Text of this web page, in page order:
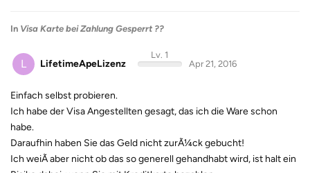
In Visa Karte bei Zahlung Gesperrt ??
L LifetimeApeLizenz
Lv. 1
Apr 21, 2016
Einfach selbst probieren.
Ich habe der Visa Angestellten gesagt, das ich die Ware schon
habe.
Daraufhin haben Sie das Geld nicht zurÃ¼ck gebucht!
Ich weiÃ aber nicht ob das so generell gehandhabt wird, ist halt ein